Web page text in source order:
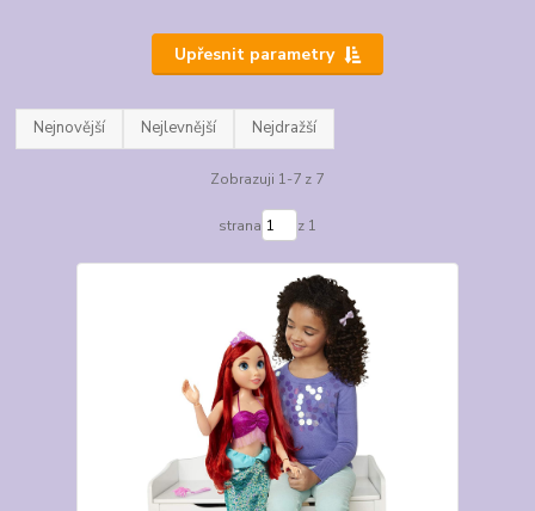
Upřesnit parametry
Nejnovější Nejlevnější Nejdražší
Zobrazuji 1-7 z 7
strana z 1